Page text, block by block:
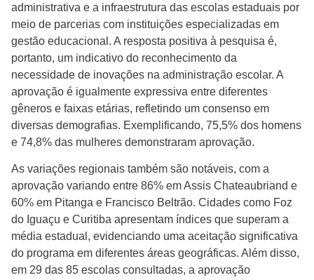
administrativa e a infraestrutura das escolas estaduais por
meio de parcerias com instituições especializadas em
gestão educacional. A resposta positiva à pesquisa é,
portanto, um indicativo do reconhecimento da
necessidade de inovações na administração escolar. A
aprovação é igualmente expressiva entre diferentes
gêneros e faixas etárias, refletindo um consenso em
diversas demografias. Exemplificando, 75,5% dos homens
e 74,8% das mulheres demonstraram aprovação.
As variações regionais também são notáveis, com a
aprovação variando entre 86% em Assis Chateaubriand e
60% em Pitanga e Francisco Beltrão. Cidades como Foz
do Iguaçu e Curitiba apresentam índices que superam a
média estadual, evidenciando uma aceitação significativa
do programa em diferentes áreas geográficas. Além disso,
em 29 das 85 escolas consultadas, a aprovação